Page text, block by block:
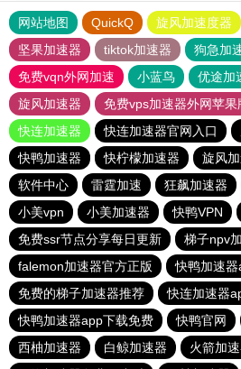
网站地图 QuickQ 旋风加速度器
坚果加速器
tiktok加速器
狗急加
免费vqn外网加速
小蓝鸟 优途加
旋风加速器
免费vps加速器外网苹果
快连加速器
快连加速器官网入口
快鸭加速器
快柠檬加速器 旋风
软件中心
雷霆加速 狂飙加速器
小美vpn
小美加速器 快鸭VPN
免费ssr节点分享每日更新
梯子npv
falemon加速器官方正版
快鸭加速
免费的梯子加速器推荐
快连加速器
快鸭加速器app下载免费
快鸭官网
西柚加速器
白鲸加速器 火箭加